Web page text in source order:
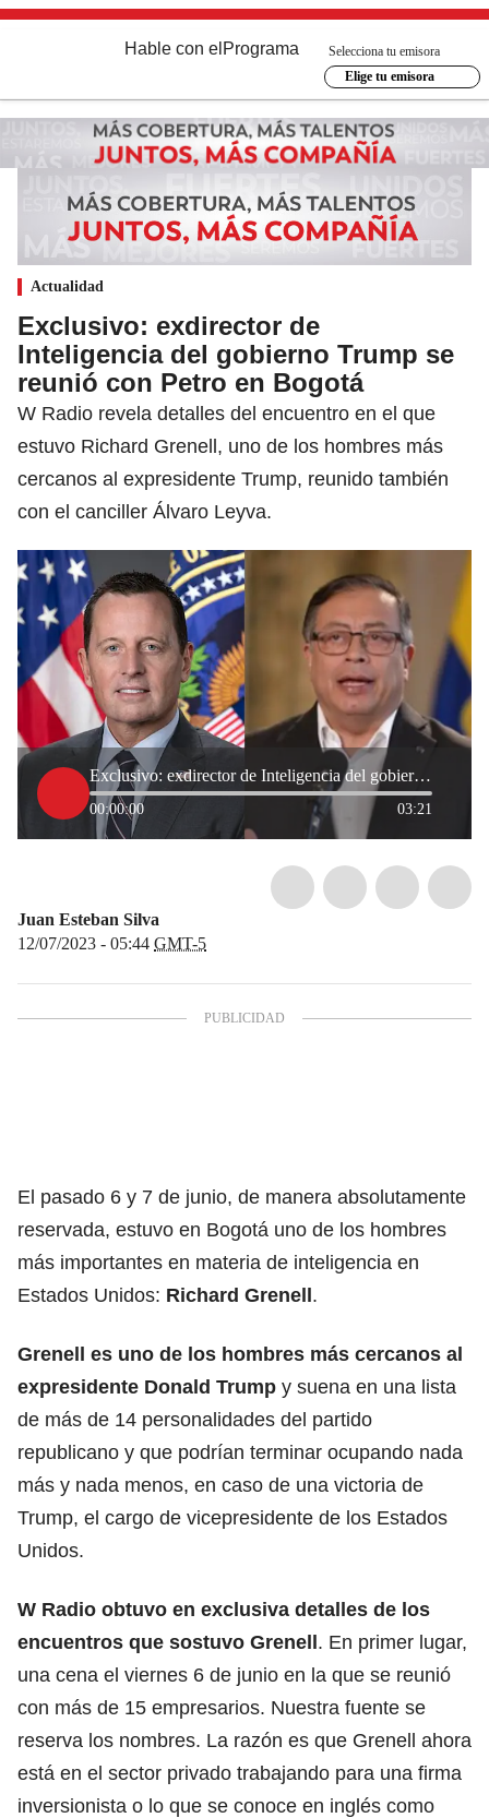
Hable con el Programa
Selecciona tu emisora
Elige tu emisora
Actualidad
Exclusivo: exdirector de
Inteligencia del gobierno Trump se
reunió con Petro en Bogotá
W Radio revela detalles del encuentro en el que
estuvo Richard Grenell, uno de los hombres más
cercanos al expresidente Trump, reunido también
con el canciller Álvaro Leyva.
Exclusivo: exdirector de Inteligencia del gobierno Trump se reunió con Petro en Bogotá
00:00:00 03:21
Juan Esteban Silva
12/07/2023 - 05:44 GMT-5
El pasado 6 y 7 de junio, de manera absolutamente
reservada, estuvo en Bogotá uno de los hombres
más importantes en materia de inteligencia en
Estados Unidos: Richard Grenell.
Grenell es uno de los hombres más cercanos al
expresidente Donald Trump y suena en una lista
de más de 14 personalidades del partido
republicano y que podrían terminar ocupando nada
más y nada menos, en caso de una victoria de
Trump, el cargo de vicepresidente de los Estados
Unidos.
W Radio obtuvo en exclusiva detalles de los
encuentros que sostuvo Grenell. En primer lugar,
una cena el viernes 6 de junio en la que se reunió
con más de 15 empresarios. Nuestra fuente se
reserva los nombres. La razón es que Grenell ahora
está en el sector privado trabajando para una firma
inversionista o lo que se conoce en inglés como